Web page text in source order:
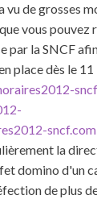
vu de grosses
vous pouvez
par la SNCF
place dès le
sncf.com
la
domino d'un
de plus